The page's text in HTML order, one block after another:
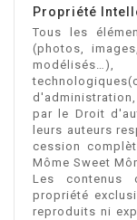
Propriété
Tous les
(photos,
par le Droit
leurs auteurs
cession
Môme Sweet
Les contenus
propriété
reproduits ni